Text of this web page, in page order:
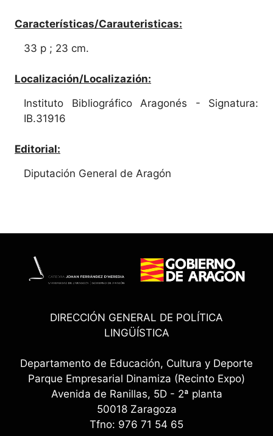
Características/Carauteristicas:
33 p ; 23 cm.
Localización/Localizazión:
Instituto Bibliográfico Aragonés - Signatura:
IB.31916
Editorial:
Diputación General de Aragón
DIRECCIÓN GENERAL DE POLÍTICA
LINGÜÍSTICA
Departamento de Educación, Cultura y Deporte
Parque Empresarial Dinamiza (Recinto Expo)
Avenida de Ranillas, 5D - 2ª planta
50018 Zaragoza
Tfno: 976 71 54 65